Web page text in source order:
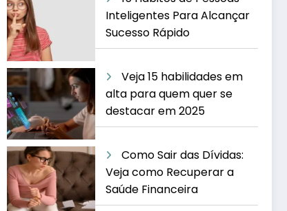
Inteligentes Para Alcançar
Sucesso Rápido
Veja 15 habilidades em
alta para quem quer se
destacar em 2025
Como Sair das Dívidas:
Veja como Recuperar a
Saúde Financeira